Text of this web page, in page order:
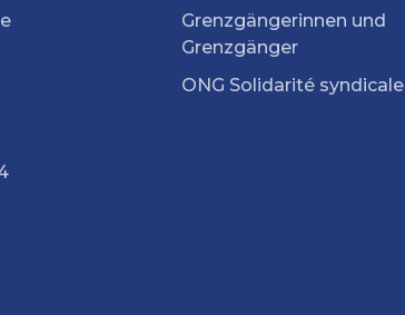
Grenzgängerinnen und
Grenzgänger
ONG Solidarité syndicale